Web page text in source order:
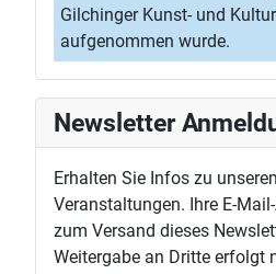
Gilchinger Kunst- und
aufgenommen wurde.
Newsletter
Erhalten Sie Infos zu
Veranstaltungen. Ihre E-
zum Versand dieses
Weitergabe an Dritte erfolgt